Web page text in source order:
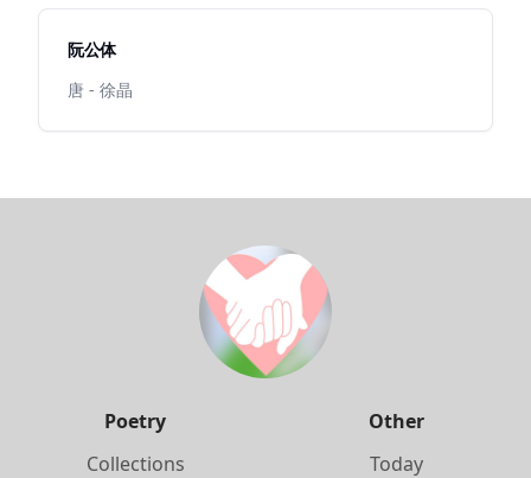
阮公体
唐 - 徐晶
Poetry
Collections
Other
Today